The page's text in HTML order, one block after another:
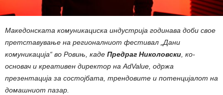
Македонската комуникациска индустрија годинава доби свое
претставување на регионалниот фестивал „Дани
комуникација“ во Ровињ, каде Предраг Николовски, ко-
основач и креативен директор на AdValue, одржа
презентација за состојбата, трендовите и потенцијалот на
домашниот пазар.